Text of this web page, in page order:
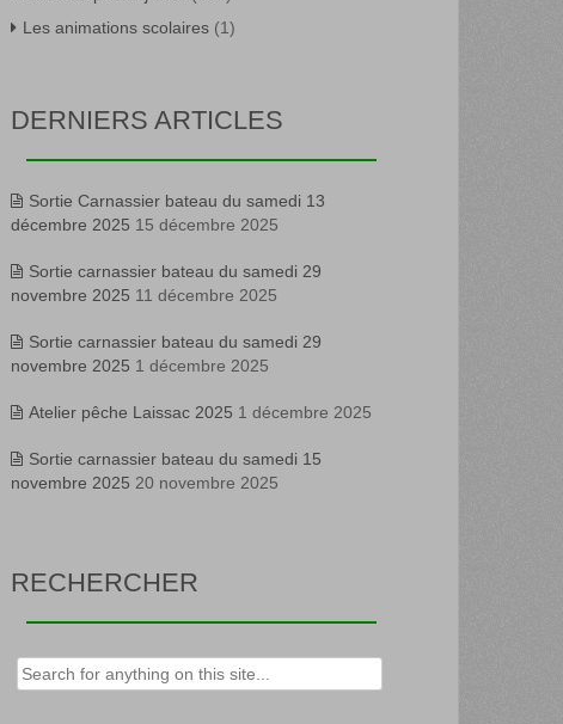
Les animations scolaires(1)
DERNIERS ARTICLES
Sortie Carnassier bateau du samedi 13
décembre 2025 15 décembre 2025
Sortie carnassier bateau du samedi 29
novembre 2025 11 décembre 2025
Sortie carnassier bateau du samedi 29
novembre 2025 1 décembre 2025
Atelier pêche Laissac 2025 1 décembre 2025
Sortie carnassier bateau du samedi 15
novembre 2025 20 novembre 2025
RECHERCHER
Rechercher :